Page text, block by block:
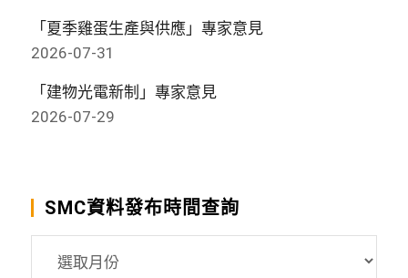
「夏季雞蛋生產與供應」專家意見
2026-07-31
「建物光電新制」專家意見
2026-07-29
SMC資料發布時間查詢